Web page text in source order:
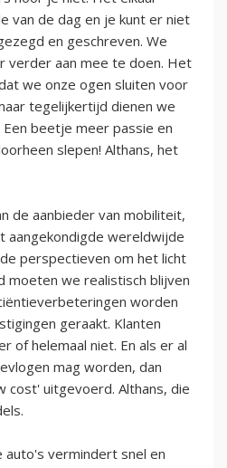
van de dag en je kunt er niet
en geschreven. We
verder aan mee te doen. Het
we onze ogen sluiten voor
tegelijkertijd dienen we
beetje meer passie en
slepen! Althans, het
de aanbieder van mobiliteit,
aangekondigde wereldwijde
perspectieven om het licht
moeten we realistisch blijven
worden
geraakt. Klanten
of helemaal niet. En als er al
mag worden, dan
cost' uitgevoerd. Althans, die
auto's vermindert snel en